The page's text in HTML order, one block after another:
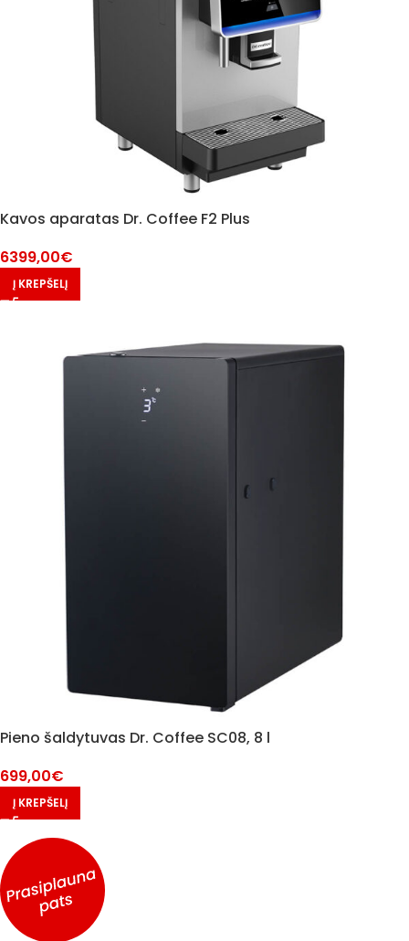
Kavos aparatas Dr. Coffee F2 Plus
6399,00€
Į KREPŠELĮ
Pieno šaldytuvas Dr. Coffee SC08, 8 l
699,00€
Į KREPŠELĮ